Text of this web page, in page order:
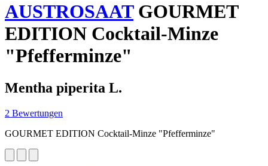
AUSTROSAATGOURMET
EDITION Cocktail-Minze
"Pfefferminze"
Mentha piperita L.
2 Bewertungen
GOURMET EDITION Cocktail-Minze "Pfefferminze"